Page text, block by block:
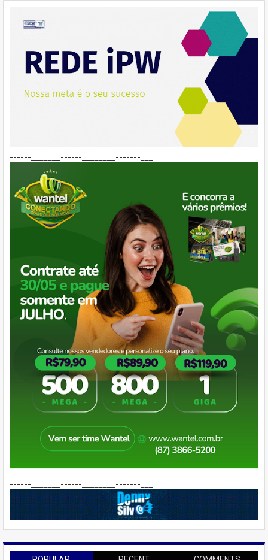
------_______------________-------___
------_______------________-------___